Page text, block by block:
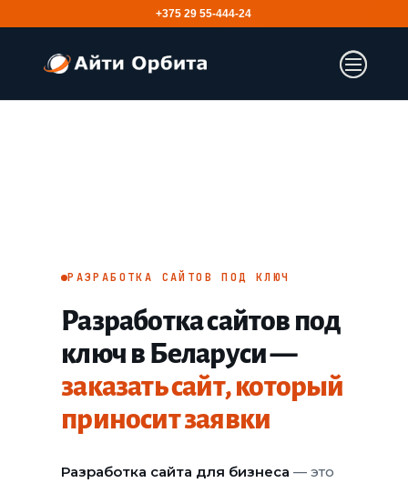
+375 29 55-444-24
РАЗРАБОТКА САЙТОВ ПОД КЛЮЧ
Разработка сайтов под
ключ в Беларуси —
заказать сайт, который
приносит заявки
Разработка сайта для бизнеса — это